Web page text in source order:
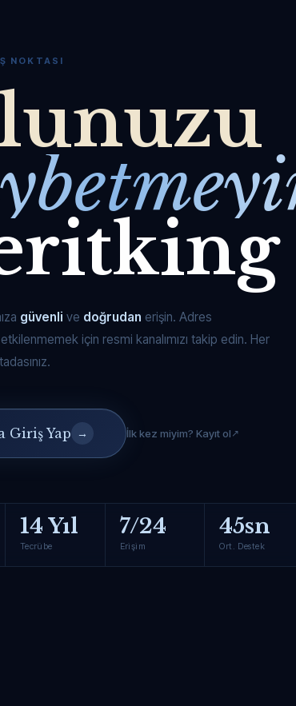
NOKTASI
güvenli ve doğrudan erişin. Adres
için resmi kanalımızı takip edin. Her
Giriş Yap → İlk kez miyim? Kayıt ol
14 Yıl
Tecrübe
7/24
Erişim
45sn
Ort. Destek